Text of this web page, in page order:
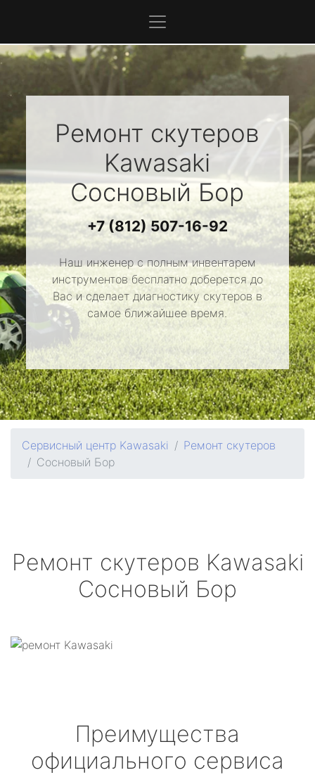
Ремонт скутеров
Kawasaki
Сосновый Бор
+7 (812) 507-16-92
Наш инженер с полным инвентарем
инструментов бесплатно доберется до
Вас и сделает диагностику скутеров в
самое ближайшее время.
Сервисный центр Kawasaki
Ремонт скутеров
Сосновый Бор
Ремонт скутеров Kawasaki
Сосновый Бор
Преимущества
официального сервиса